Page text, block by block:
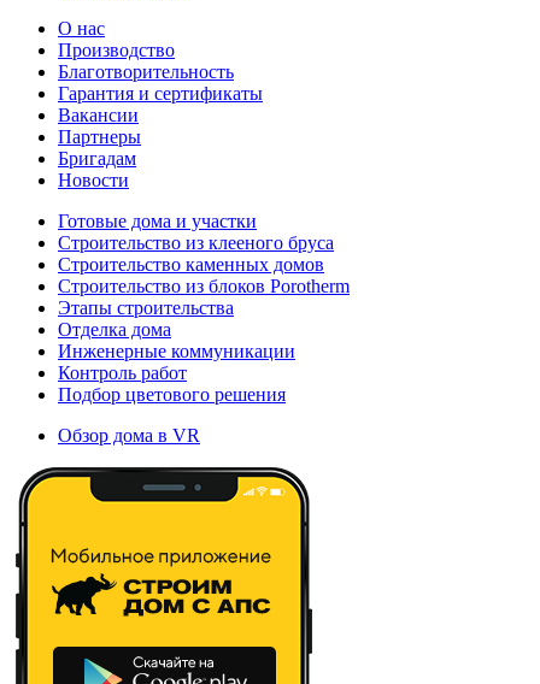
О нас
Производство
Благотворительность
Гарантия и сертификаты
Вакансии
Партнеры
Бригадам
Новости
Готовые дома и участки
Строительство из клееного бруса
Строительство каменных домов
Строительство из блоков Porotherm
Этапы строительства
Отделка дома
Инженерные коммуникации
Контроль работ
Подбор цветового решения
Обзор дома в VR